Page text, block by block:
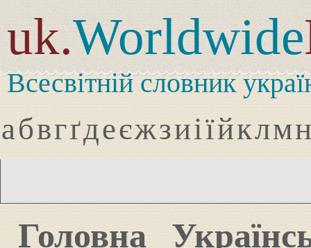
uk.Worldwide
Всесвітній словник
абвгґдеєжзиіїйклмн
Головна